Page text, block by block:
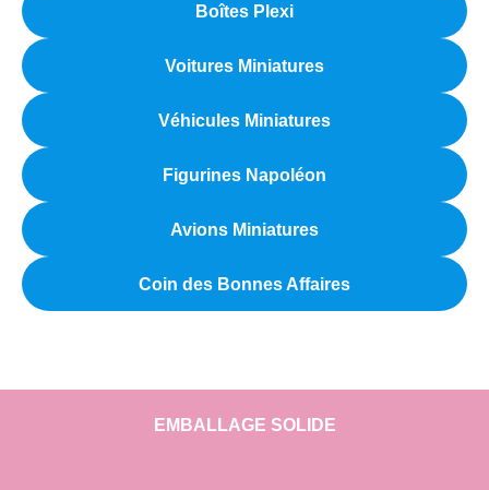
Boîtes Plexi
Voitures Miniatures
Véhicules Miniatures
Figurines Napoléon
Avions Miniatures
Coin des Bonnes Affaires
EMBALLAGE SOLIDE